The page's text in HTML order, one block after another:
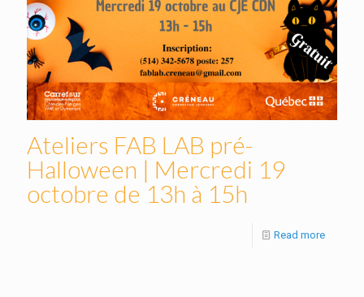
Ateliers FAB LAB pré-
Halloween | Mercredi 19
octobre de 13h à 15h
Read more